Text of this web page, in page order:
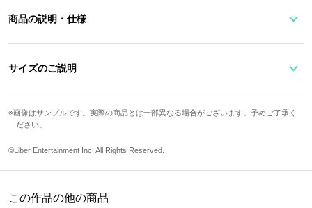
商品の説明・仕様
内装には丞のサインと部屋番号204の型押しが施されています！
素材／ 合成皮革、ポリエステル、合金
サイズのご説明
7cm
サイズガイドページはこちら
画像はサンプルです。実際の商品とは一部異なる場合がございます。予めご了承く
ださい。
©Liber Entertainment Inc. All Rights Reserved.
この作品の他の商品